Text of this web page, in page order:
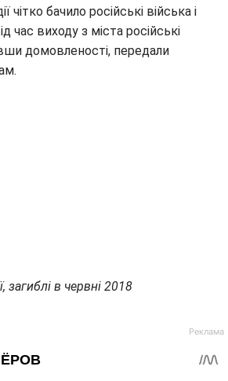
чітко бачило російські війська і
час виходу з міста російські
домовленості, передали
загиблі в червні 2018